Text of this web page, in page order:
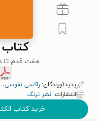
هفت قدم تا
پدیدآورندگان: راکسی نفوسی،
انتشارات: نشر ترنگ
خرید کتاب